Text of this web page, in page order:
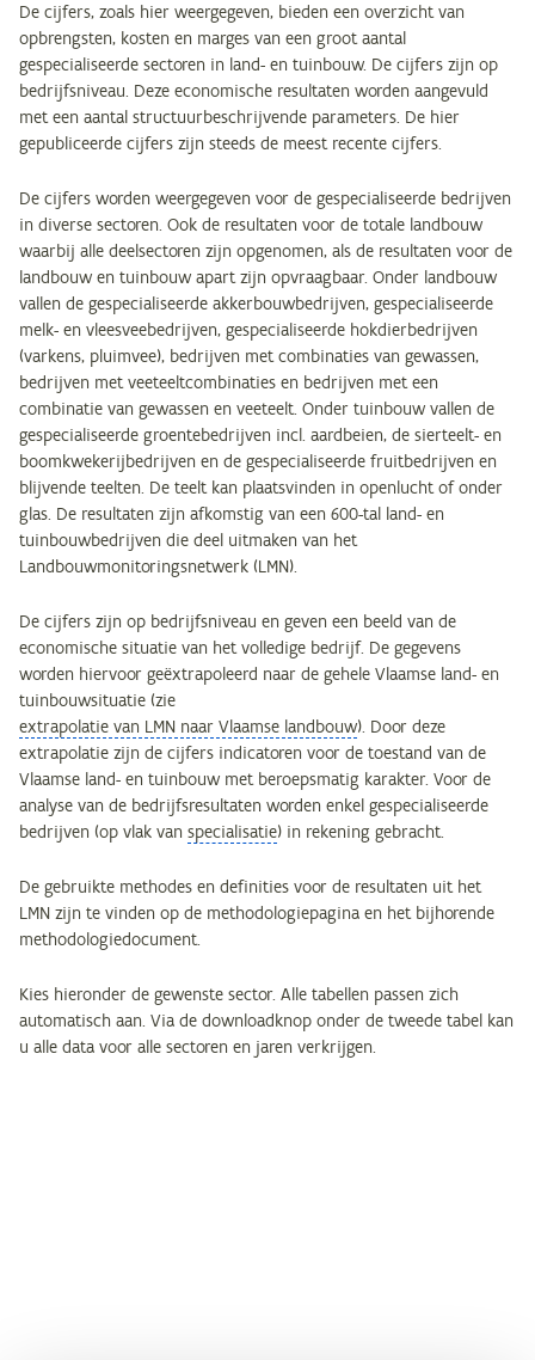
De cijfers, zoals hier weergegeven, bieden een overzicht van
opbrengsten, kosten en marges van een groot aantal
gespecialiseerde sectoren in land- en tuinbouw. De cijfers zijn op
bedrijfsniveau. Deze economische resultaten worden aangevuld
met een aantal structuurbeschrijvende parameters. De hier
gepubliceerde cijfers zijn steeds de meest recente cijfers.
De cijfers worden weergegeven voor de gespecialiseerde bedrijven
in diverse sectoren. Ook de resultaten voor de totale landbouw
waarbij alle deelsectoren zijn opgenomen, als de resultaten voor de
landbouw en tuinbouw apart zijn opvraagbaar. Onder landbouw
vallen de gespecialiseerde akkerbouwbedrijven, gespecialiseerde
melk- en vleesveebedrijven, gespecialiseerde hokdierbedrijven
(varkens, pluimvee), bedrijven met combinaties van gewassen,
bedrijven met veeteeltcombinaties en bedrijven met een
combinatie van gewassen en veeteelt. Onder tuinbouw vallen de
gespecialiseerde groentebedrijven incl. aardbeien, de sierteelt- en
boomkwekerijbedrijven en de gespecialiseerde fruitbedrijven en
blijvende teelten. De teelt kan plaatsvinden in openlucht of onder
glas. De resultaten zijn afkomstig van een 600-tal land- en
tuinbouwbedrijven die deel uitmaken van het
Landbouwmonitoringsnetwerk (LMN).
De cijfers zijn op bedrijfsniveau en geven een beeld van de
economische situatie van het volledige bedrijf. De gegevens
worden hiervoor geëxtrapoleerd naar de gehele Vlaamse land- en
tuinbouwsituatie (zie
extrapolatie van LMN naar Vlaamse landbouw). Door deze
extrapolatie zijn de cijfers indicatoren voor de toestand van de
Vlaamse land- en tuinbouw met beroepsmatig karakter. Voor de
analyse van de bedrijfsresultaten worden enkel gespecialiseerde
bedrijven (op vlak van specialisatie) in rekening gebracht.
De gebruikte methodes en definities voor de resultaten uit het
LMN zijn te vinden op de methodologiepagina en het bijhorende
methodologiedocument.
Kies hieronder de gewenste sector. Alle tabellen passen zich
automatisch aan. Via de downloadknop onder de tweede tabel kan
u alle data voor alle sectoren en jaren verkrijgen.